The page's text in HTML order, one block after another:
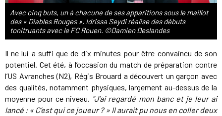
Avec cinq buts, un à chacune de ses apparitions sous le maillot
des « Diables Rouges », Idrissa Seydi réalise des débuts
tonitruants avec le FC Rouen. ©Damien Deslandes
Il ne lui a suffi que de dix minutes pour être convaincu de son
potentiel. Cet été, à l’occasion du match de préparation contre
l’US Avranches (N2), Régis Brouard a découvert un garçon avec
des qualités, notamment physiques, largement au-dessus de la
moyenne pour ce niveau. "J’ai regardé mon banc et je leur ai
lancé : « C’est qui ce joueur ? » Il aurait pu nous en coller deux